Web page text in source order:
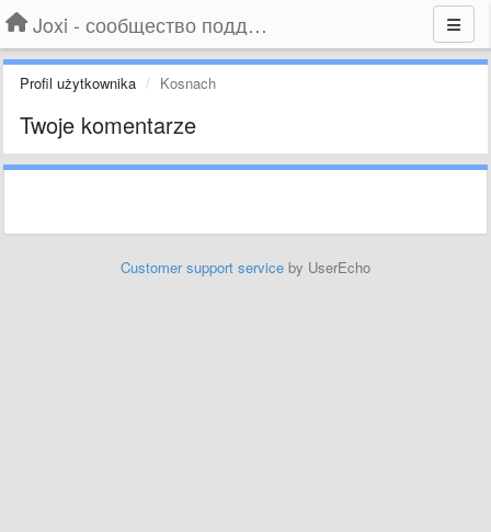
Joxi - сообщество поддержки
Profil użytkownika Kosnach
Twoje komentarze
Customer support service by UserEcho